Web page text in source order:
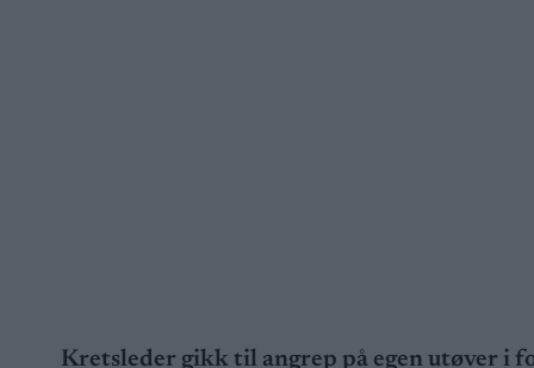
Kretsleder gikk til angrep på egen utøver i